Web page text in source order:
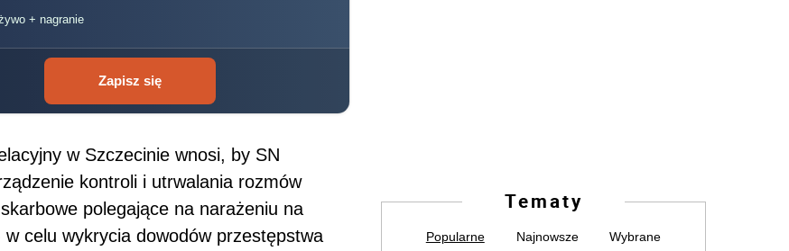
+ nagranie
Zapisz się
w Szczecinie wnosi, by SN
kontroli i utrwalania rozmów
polegające na narażeniu na
celu wykrycia dowodów przestępstwa
Tematy
Popularne Najnowsze Wybrane